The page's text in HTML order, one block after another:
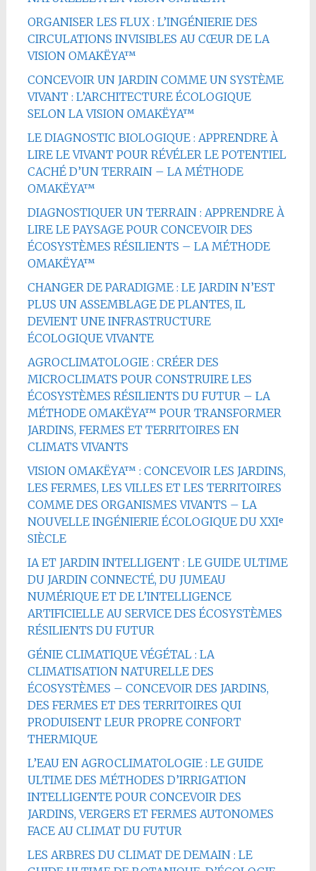
ORGANISER LES FLUX : L’INGÉNIERIE DES
CIRCULATIONS INVISIBLES AU CŒUR DE LA
VISION OMAKËYA™
CONCEVOIR UN JARDIN COMME UN SYSTÈME
VIVANT : L’ARCHITECTURE ÉCOLOGIQUE
SELON LA VISION OMAKËYA™
LE DIAGNOSTIC BIOLOGIQUE : APPRENDRE À
LIRE LE VIVANT POUR RÉVÉLER LE POTENTIEL
CACHÉ D’UN TERRAIN – LA MÉTHODE
OMAKËYA™
DIAGNOSTIQUER UN TERRAIN : APPRENDRE À
LIRE LE PAYSAGE POUR CONCEVOIR DES
ÉCOSYSTÈMES RÉSILIENTS – LA MÉTHODE
OMAKËYA™
CHANGER DE PARADIGME : LE JARDIN N’EST
PLUS UN ASSEMBLAGE DE PLANTES, IL
DEVIENT UNE INFRASTRUCTURE
ÉCOLOGIQUE VIVANTE
AGROCLIMATOLOGIE : CRÉER DES
MICROCLIMATS POUR CONSTRUIRE LES
ÉCOSYSTÈMES RÉSILIENTS DU FUTUR – LA
MÉTHODE OMAKËYA™ POUR TRANSFORMER
JARDINS, FERMES ET TERRITOIRES EN
CLIMATS VIVANTS
VISION OMAKËYA™ : CONCEVOIR LES JARDINS,
LES FERMES, LES VILLES ET LES TERRITOIRES
COMME DES ORGANISMES VIVANTS – LA
NOUVELLE INGÉNIERIE ÉCOLOGIQUE DU XXIᵉ
SIÈCLE
IA ET JARDIN INTELLIGENT : LE GUIDE ULTIME
DU JARDIN CONNECTÉ, DU JUMEAU
NUMÉRIQUE ET DE L’INTELLIGENCE
ARTIFICIELLE AU SERVICE DES ÉCOSYSTÈMES
RÉSILIENTS DU FUTUR
GÉNIE CLIMATIQUE VÉGÉTAL : LA
CLIMATISATION NATURELLE DES
ÉCOSYSTÈMES – CONCEVOIR DES JARDINS,
DES FERMES ET DES TERRITOIRES QUI
PRODUISENT LEUR PROPRE CONFORT
THERMIQUE
L’EAU EN AGROCLIMATOLOGIE : LE GUIDE
ULTIME DES MÉTHODES D’IRRIGATION
INTELLIGENTE POUR CONCEVOIR DES
JARDINS, VERGERS ET FERMES AUTONOMES
FACE AU CLIMAT DU FUTUR
LES ARBRES DU CLIMAT DE DEMAIN : LE